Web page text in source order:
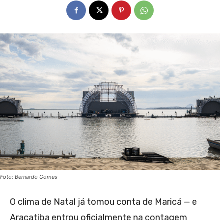
Foto: Bernardo Gomes
O clima de Natal já tomou conta de Maricá — e
Araçatiba entrou oficialmente na contagem